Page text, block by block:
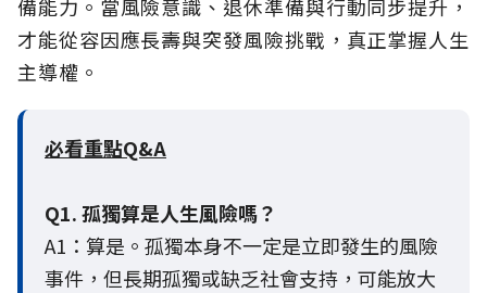
備能力。當風險意識、退休準備與行動同步提升，
才能從容因應長壽與突發風險挑戰，真正掌握人生
主導權。
必看重點Q&A
Q1. 孤獨算是人生風險嗎？
A1：算是。孤獨本身不一定是立即發生的風險
事件，但長期孤獨或缺乏社會支持，可能放大